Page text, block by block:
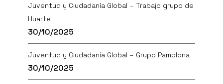
Juventud y Ciudadanía Global – Trabajo grupo de
Huarte
30/10/2025
Juventud y Ciudadanía Global – Grupo Pamplona
30/10/2025